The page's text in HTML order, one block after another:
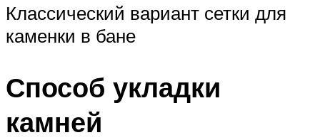
Классический вариант сетки для
каменки в бане
Способ укладки
камней